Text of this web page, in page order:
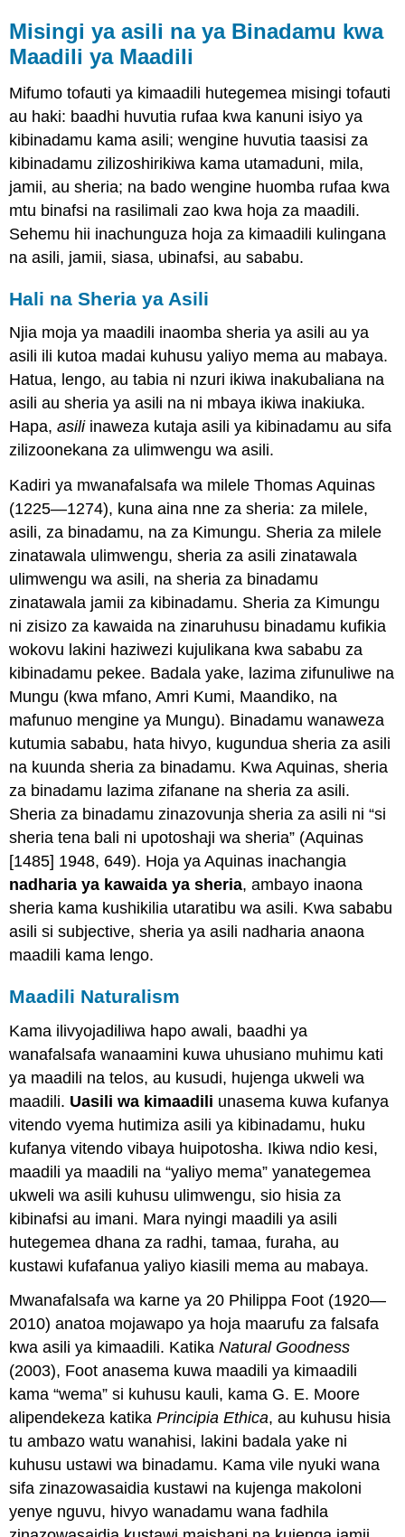
Misingi ya asili na ya Binadamu kwa
Maadili ya Maadili
Mifumo tofauti ya kimaadili hutegemea misingi tofauti
au haki: baadhi huvutia rufaa kwa kanuni isiyo ya
kibinadamu kama asili; wengine huvutia taasisi za
kibinadamu zilizoshirikiwa kama utamaduni, mila,
jamii, au sheria; na bado wengine huomba rufaa kwa
mtu binafsi na rasilimali zao kwa hoja za maadili.
Sehemu hii inachunguza hoja za kimaadili kulingana
na asili, jamii, siasa, ubinafsi, au sababu.
Hali na Sheria ya Asili
Njia moja ya maadili inaomba sheria ya asili au ya
asili ili kutoa madai kuhusu yaliyo mema au mabaya.
Hatua, lengo, au tabia ni nzuri ikiwa inakubaliana na
asili au sheria ya asili na ni mbaya ikiwa inakiuka.
Hapa,asiliinaweza kutaja asili ya kibinadamu au sifa
zilizoonekana za ulimwengu wa asili.
Kadiri ya mwanafalsafa wa milele Thomas Aquinas
(1225—1274), kuna aina nne za sheria: za milele,
asili, za binadamu, na za Kimungu. Sheria za milele
zinatawala ulimwengu, sheria za asili zinatawala
ulimwengu wa asili, na sheria za binadamu
zinatawala jamii za kibinadamu. Sheria za Kimungu
ni zisizo za kawaida na zinaruhusu binadamu kufikia
wokovu lakini haziwezi kujulikana kwa sababu za
kibinadamu pekee. Badala yake, lazima zifunuliwe na
Mungu (kwa mfano, Amri Kumi, Maandiko, na
mafunuo mengine ya Mungu). Binadamu wanaweza
kutumia sababu, hata hivyo, kugundua sheria za asili
na kuunda sheria za binadamu. Kwa Aquinas, sheria
za binadamu lazima zifanane na sheria za asili.
Sheria za binadamu zinazovunja sheria za asili ni “si
sheria tena bali ni upotoshaji wa sheria” (Aquinas
[1485] 1948, 649). Hoja ya Aquinas inachangia
nadharia ya kawaida ya sheria, ambayo inaona
sheria kama kushikilia utaratibu wa asili. Kwa sababu
asili si subjective, sheria ya asili nadharia anaona
maadili kama lengo.
Maadili Naturalism
Kama ilivyojadiliwa hapo awali, baadhi ya
wanafalsafa wanaamini kuwa uhusiano muhimu kati
ya maadili na telos, au kusudi, hujenga ukweli wa
maadili. Uasili wa kimaadili unasema kuwa kufanya
vitendo vyema hutimiza asili ya kibinadamu, huku
kufanya vitendo vibaya huipotosha. Ikiwa ndio kesi,
maadili ya maadili na “yaliyo mema” yanategemea
ukweli wa asili kuhusu ulimwengu, sio hisia za
kibinafsi au imani. Mara nyingi maadili ya asili
hutegemea dhana za radhi, tamaa, furaha, au
kustawi kufafanua yaliyo kiasili mema au mabaya.
Mwanafalsafa wa karne ya 20 Philippa Foot (1920—
2010) anatoa mojawapo ya hoja maarufu za falsafa
kwa asili ya kimaadili. KatikaNatural Goodness
(2003), Foot anasema kuwa maadili ya kimaadili
kama “wema” si kuhusu kauli, kama G. E. Moore
alipendekeza katikaPrincipia Ethica, au kuhusu hisia
tu ambazo watu wanahisi, lakini badala yake ni
kuhusu ustawi wa binadamu. Kama vile nyuki wana
sifa zinazowasaidia kustawi na kujenga makoloni
yenye nguvu, hivyo wanadamu wana fadhila